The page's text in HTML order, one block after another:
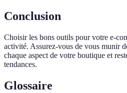
Conclusion
Choisir les bons outils pour votre e-
activité. Assurez-vous de vous munir
chaque aspect de votre boutique et
tendances.
Glossaire